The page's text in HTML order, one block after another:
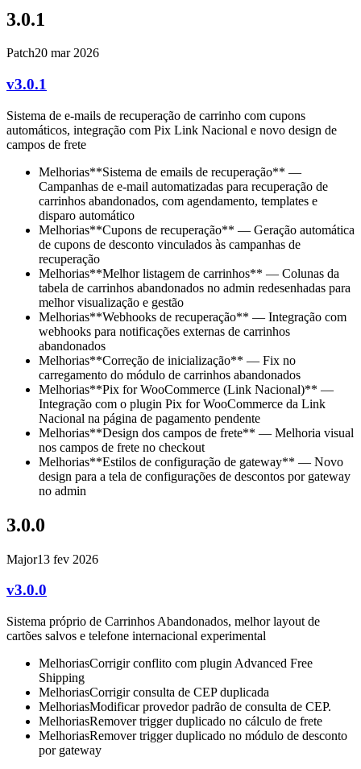
3.0.1
Patch20 mar 2026
v3.0.1
Sistema de e-mails de recuperação de carrinho com cupons
automáticos, integração com Pix Link Nacional e novo design de
campos de frete
Melhorias**Sistema de emails de recuperação** —
Campanhas de e-mail automatizadas para recuperação de
carrinhos abandonados, com agendamento, templates e
disparo automático
Melhorias**Cupons de recuperação** — Geração automática
de cupons de desconto vinculados às campanhas de
recuperação
Melhorias**Melhor listagem de carrinhos** — Colunas da
tabela de carrinhos abandonados no admin redesenhadas para
melhor visualização e gestão
Melhorias**Webhooks de recuperação** — Integração com
webhooks para notificações externas de carrinhos
abandonados
Melhorias**Correção de inicialização** — Fix no
carregamento do módulo de carrinhos abandonados
Melhorias**Pix for WooCommerce (Link Nacional)** —
Integração com o plugin Pix for WooCommerce da Link
Nacional na página de pagamento pendente
Melhorias**Design dos campos de frete** — Melhoria visual
nos campos de frete no checkout
Melhorias**Estilos de configuração de gateway** — Novo
design para a tela de configurações de descontos por gateway
no admin
3.0.0
Major13 fev 2026
v3.0.0
Sistema próprio de Carrinhos Abandonados, melhor layout de
cartões salvos e telefone internacional experimental
MelhoriasCorrigir conflito com plugin Advanced Free
Shipping
MelhoriasCorrigir consulta de CEP duplicada
MelhoriasModificar provedor padrão de consulta de CEP.
MelhoriasRemover trigger duplicado no cálculo de frete
MelhoriasRemover trigger duplicado no módulo de desconto
por gateway